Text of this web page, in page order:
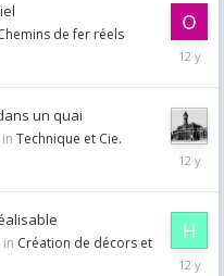
de fer réels
January
2014
un quai
in Technique et Cie.
2013
in Création de décors et